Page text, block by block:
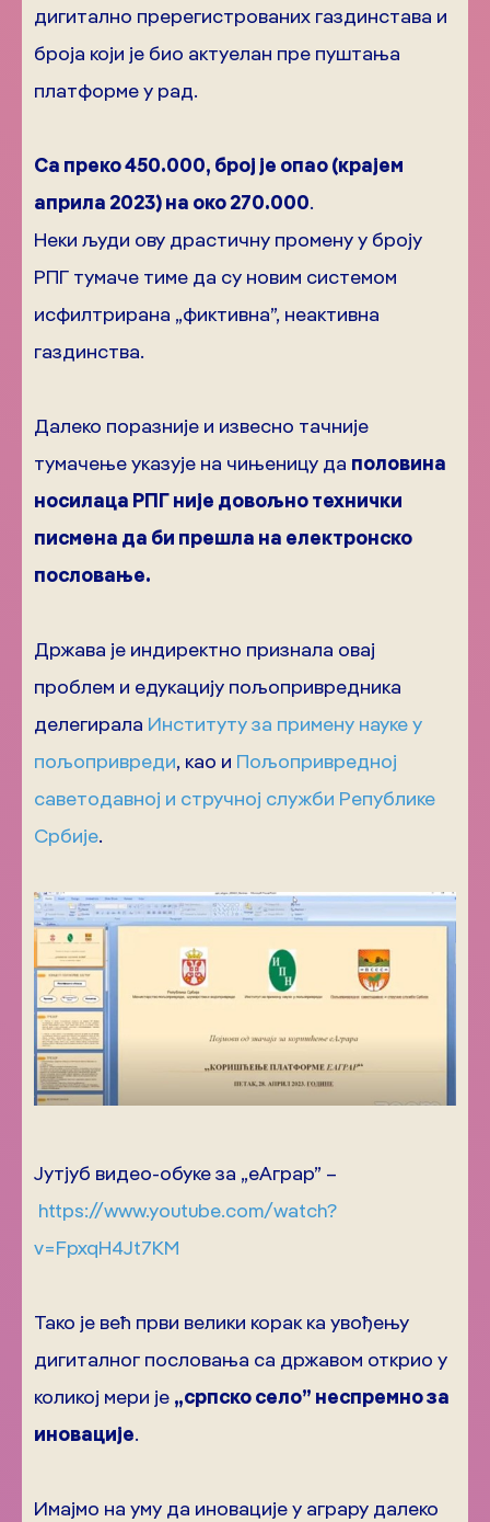
дигитално пререгистрованих газдинстава и
броја који је био актуелан пре пуштања
платформе у рад.
Са преко 450.000, број је опао (крајем
априла 2023) на око 270.000.
Неки људи ову драстичну промену у броју
РПГ тумаче тиме да су новим системом
исфилтрирана „фиктивна”, неактивна
газдинства.
Далеко поразније и извесно тачније
тумачење указује на чињеницу да половина
носилаца РПГ није довољно технички
писмена да би прешла на електронско
пословање.
Држава је индиректно признала овај
проблем и едукацију пољопривредника
делегирала Институту за примену науке у
пољопривреди, као и Пољопривредној
саветодавној и стручној служби Републике
Србије.
Јутјуб видео-обуке за „еАграр” –
https://www.youtube.com/watch?
v=FpxqH4Jt7KM
Тако је већ први велики корак ка увођењу
дигиталног пословања са државом открио у
коликој мери је „српско село” неспремно за
иновације.
Имајмо на уму да иновације у аграру далеко